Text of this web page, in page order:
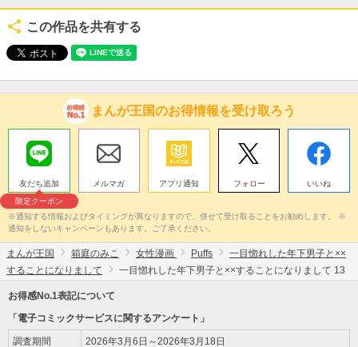
この作品を共有する
まんが王国のお得情報を受け取ろう
友だち追加
限定クーポン
メルマガ アプリ通知 フォロー いいね
※通知する情報およびタイミングが異なりますので、併せて受け取ることをお勧めします。 ※
通知をしないキャンペーンもあります。ご了承ください。
まんが王国 箱庭のみこ 女性漫画 Puffs
一目惚れした年下男子と××
することになりまして
一目惚れした年下男子と××することになりまして 13
お得感No.1表記について
「電子コミックサービスに関するアンケート」
調査期間 2026年3月6日～2026年3月18日